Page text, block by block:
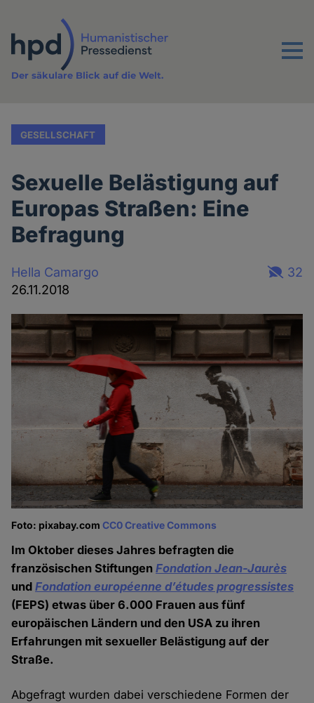
Inhalt
Menu
Der säkulare Blick auf die Welt.
GESELLSCHAFT
Sexuelle Belästigung auf
Europas Straßen: Eine
Befragung
Hella Camargo
26.11.2018
32
Foto: pixabay.comCC0 Creative Commons
Im Oktober dieses Jahres befragten die
französischen StiftungenFondation Jean-Jaurès
undFondation européenne d’études progressistes
(FEPS) etwas über 6.000 Frauen aus fünf
europäischen Ländern und den USA zu ihren
Erfahrungen mit sexueller Belästigung auf der
Straße.
Abgefragt wurden dabei verschiedene Formen der